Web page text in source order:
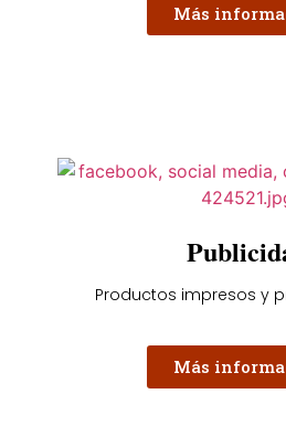
Más
Productos impresos y
Más